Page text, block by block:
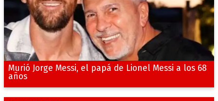
Murió Jorge Messi, el papá de Lionel Messi a los 68
años